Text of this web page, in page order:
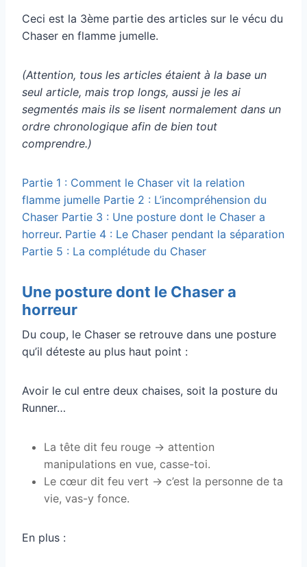
Ceci est la 3ème partie des articles sur le vécu du
Chaser en flamme jumelle.
(Attention, tous les articles étaient à la base un
seul article, mais trop longs, aussi je les ai
segmentés mais ils se lisent normalement dans un
ordre chronologique afin de bien tout
comprendre.)
Partie 1 : Comment le Chaser vit la relation
flamme jumelle Partie 2 : L’incompréhension du
Chaser Partie 3 : Une posture dont le Chaser a
horreur. Partie 4 : Le Chaser pendant la séparation
Partie 5 : La complétude du Chaser
Une posture dont le Chaser a
horreur
Du coup, le Chaser se retrouve dans une posture
qu’il déteste au plus haut point :
Avoir le cul entre deux chaises, soit la posture du
Runner…
La tête dit feu rouge -> attention
manipulations en vue, casse-toi.
Le cœur dit feu vert -> c’est la personne de ta
vie, vas-y fonce.
En plus :